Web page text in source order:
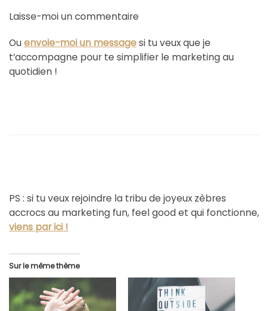
Laisse-moi un commentaire
Ouenvoie-moi un messagesi tu veux que je
t’accompagne pour te simplifier le marketing au
quotidien !
PS : si tu veux rejoindre la tribu de joyeux zèbres
accrocs au marketing fun, feel good et qui fonctionne,
viens par ici !
Sur le même thème